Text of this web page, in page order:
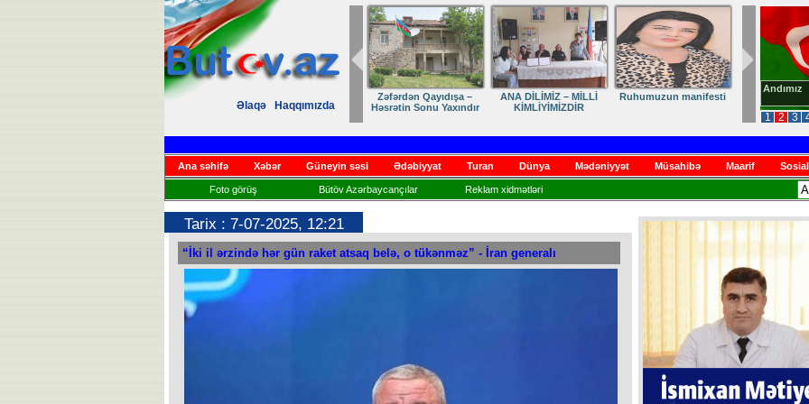
Əlaqə
Haqqımızda
1 2 3
Andımız
Zəfərdən Qayıdışa –
Həsrətin Sonu Yaxındır
ANA DİLİMİZ – MİLLİ
KİMLİYİMİZDİR
Ruhumuzun manifesti
Ana səhifə Xəbər Güneyin səsi Ədəbiyyat Turan Dünya Mədəniyyət Müsahibə Maarif
Foto görüş Bütöv Azərbaycançılar Reklam xidmətləri
Tarix : 7-07-2025, 12:21
“İki il ərzində hər gün raket atsaq belə, o tükənməz” - İran generalı